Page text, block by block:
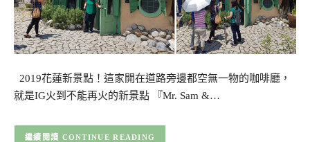
2019花蓮新景點！這家開在道路旁邊都空無一物的咖啡廳，
就是IG火到不能再火的新景點 『Mr. Sam &…
CONTINUE READING